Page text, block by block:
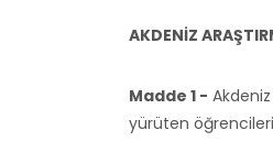
AKDENİZ
Madde 1 -
yürüten